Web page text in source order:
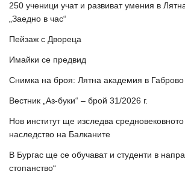
250 ученици учат и развиват умения в
„Заедно в час“
Пейзаж с Двореца
Имайки се предвид
Снимка на броя: Лятна академия в Габрово
Вестник „Аз-буки“ – брой 31/2026 г.
Нов институт ще изследва средновековното
наследство на Балканите
В Бургас ще се обучават и студенти в
стопанство“